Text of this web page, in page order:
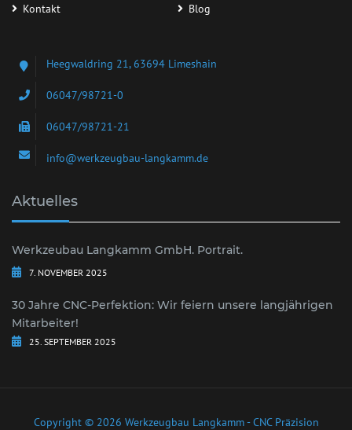
Kontakt Blog
Heegwaldring 21, 63694 Limeshain
06047/98721-0
06047/98721-21
info@werkzeugbau-langkamm.de
Aktuelles
Werkzeubau Langkamm GmbH. Portrait.
7. NOVEMBER 2025
30 Jahre CNC-Perfektion: Wir feiern unsere langjährigen
Mitarbeiter!
25. SEPTEMBER 2025
Copyright © 2026 Werkzeugbau Langkamm - CNC Präzision